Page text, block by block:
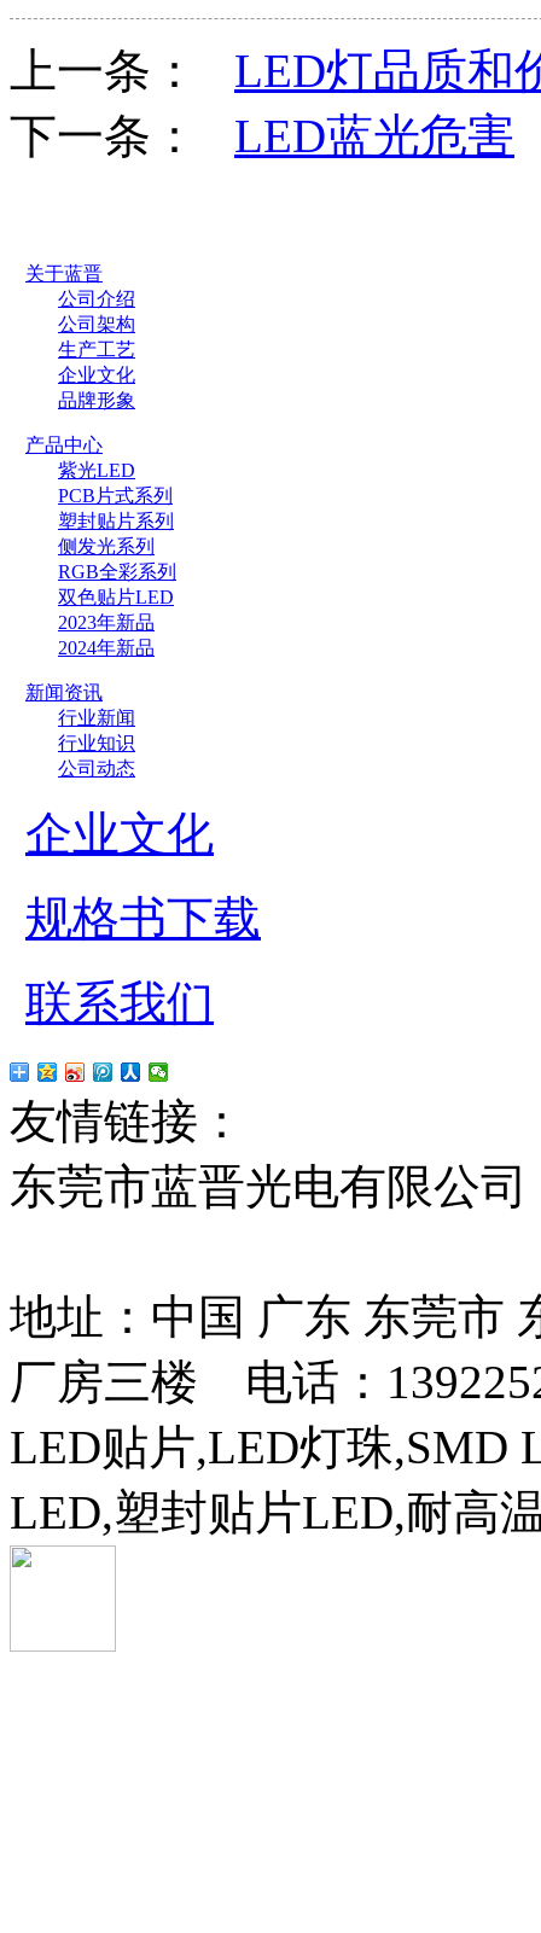
上一条： LED灯品质和
下一条： LED蓝光危害
关于蓝晋
公司介绍
公司架构
生产工艺
企业文化
品牌形象
产品中心
紫光LED
PCB片式系列
塑封贴片系列
侧发光系列
RGB全彩系列
双色贴片LED
2023年新品
2024年新品
新闻资讯
行业新闻
行业知识
公司动态
企业文化
规格书下载
联系我们
友情链接：
东莞市蓝晋光电有限公
地址：中国 广东 东莞市
厂房三楼 电话：
LED贴片,LED灯珠,SMD
LED,塑封贴片LED,耐